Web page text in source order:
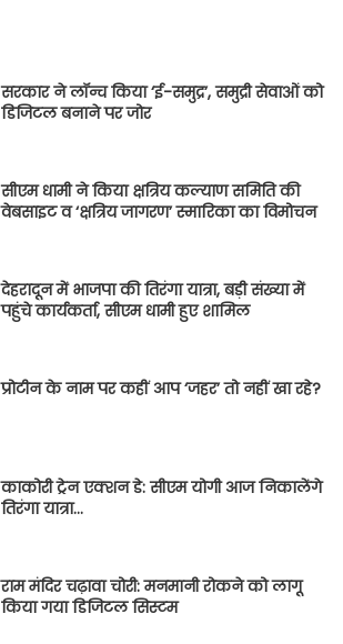
सरकार ने लॉन्च किया ‘ई-समुद्र’, समुद्री सेवाओं को
डिजिटल बनाने पर जोर
सीएम धामी ने किया क्षत्रिय कल्याण समिति की
वेबसाइट व ‘क्षत्रिय जागरण’ स्मारिका का विमोचन
देहरादून में भाजपा की तिरंगा यात्रा, बड़ी संख्या में
पहुंचे कार्यकर्ता, सीएम धामी हुए शामिल
प्रोटीन के नाम पर कहीं आप ‘जहर’ तो नहीं खा रहे?
काकोरी ट्रेन एक्शन डे: सीएम योगी आज निकालेंगे
तिरंगा यात्रा…
राम मंदिर चढ़ावा चोरी: मनमानी रोकने को लागू
किया गया डिजिटल सिस्टम